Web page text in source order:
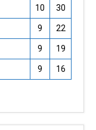
10 30
9 22
9 19
9 16